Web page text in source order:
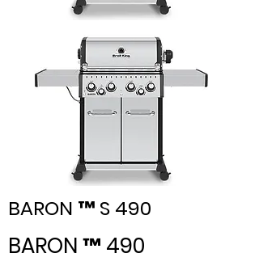
BARON ™ S 490
BARON ™ 490